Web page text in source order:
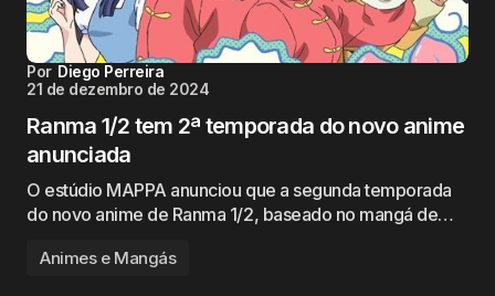
Por Diego Perreira
21 de dezembro de 2024
Ranma 1/2 tem 2ª temporada do novo anime
anunciada
O estúdio MAPPA anunciou que a segunda temporada
do novo anime de Ranma 1/2, baseado no mangá de…
Animes e Mangás